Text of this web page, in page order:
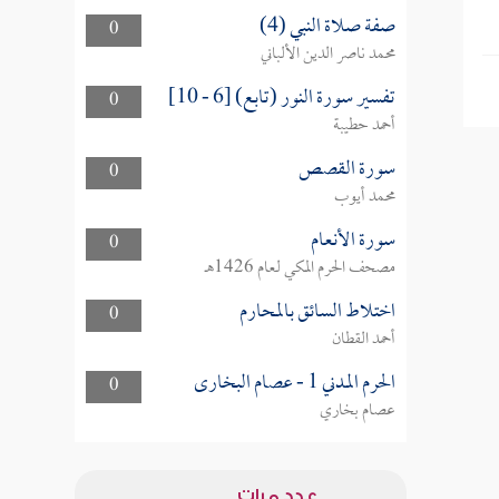
0 صفة صلاة النبي (4)
محمد ناصر الدين الألباني
0
تفسير سورة النور (تابع) [6 - 10]
أحمد حطيبة
0
سورة القصص
محمد أيوب
0
سورة الأنعام
مصحف الحرم المكي لعام 1426هـ
0
اختلاط السائق بالمحارم
أحمد القطان
0
الحرم المدني 1 - عصام البخارى
عصام بخاري